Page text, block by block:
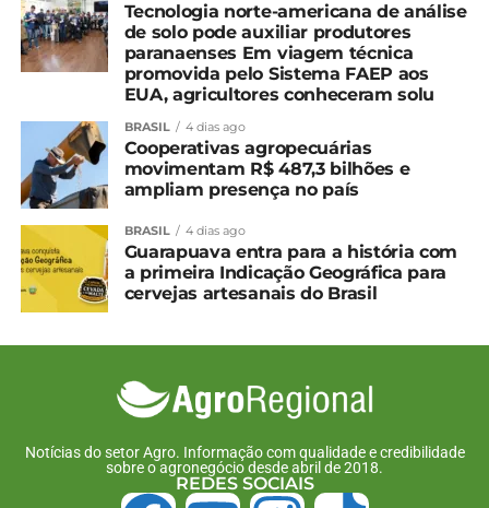
Tecnologia norte-americana de análise
de solo pode auxiliar produtores
paranaenses Em viagem técnica
promovida pelo Sistema FAEP aos
EUA, agricultores conheceram solu
BRASIL 4 dias ago
Cooperativas agropecuárias
movimentam R$ 487,3 bilhões e
ampliam presença no país
BRASIL 4 dias ago
Guarapuava entra para a história com
a primeira Indicação Geográfica para
cervejas artesanais do Brasil
Notícias do setor Agro. Informação com qualidade e credibilidade
sobre o agronegócio desde abril de 2018.
REDES SOCIAIS